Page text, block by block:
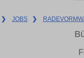
❯ JOBS ❯